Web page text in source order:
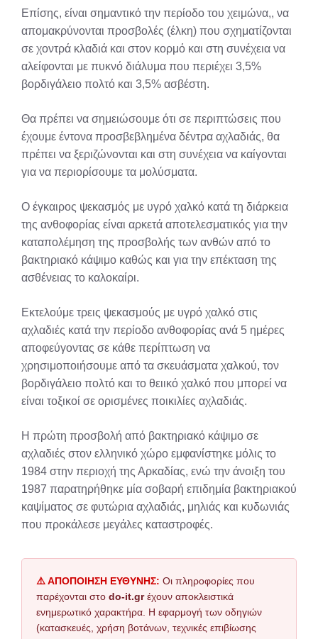
Επίσης, είναι σημαντικό την περίοδο του χειμώνα,, να
απομακρύνονται προσβολές (έλκη) που σχηματίζονται
σε χοντρά κλαδιά και στον κορμό και στη συνέχεια να
αλείφονται με πυκνό διάλυμα που περιέχει 3,5%
βορδιγάλειο πολτό και 3,5% ασβέστη.
Θα πρέπει να σημειώσουμε ότι σε περιπτώσεις που
έχουμε έντονα προσβεβλημένα δέντρα αχλαδιάς, θα
πρέπει να ξεριζώνονται και στη συνέχεια να καίγονται
για να περιορίσουμε τα μολύσματα.
Ο έγκαιρος ψεκασμός με υγρό χαλκό κατά τη διάρκεια
της ανθοφορίας είναι αρκετά αποτελεσματικός για την
καταπολέμηση της προσβολής των ανθών από το
βακτηριακό κάψιμο καθώς και για την επέκταση της
ασθένειας το καλοκαίρι.
Εκτελούμε τρεις ψεκασμούς με υγρό χαλκό στις
αχλαδιές κατά την περίοδο ανθοφορίας ανά 5 ημέρες
αποφεύγοντας σε κάθε περίπτωση να
χρησιμοποιήσουμε από τα σκευάσματα χαλκού, τον
βορδιγάλειο πολτό και το θειικό χαλκό που μπορεί να
είναι τοξικοί σε ορισμένες ποικιλίες αχλαδιάς.
Η πρώτη προσβολή από βακτηριακό κάψιμο σε
αχλαδιές στον ελληνικό χώρο εμφανίστηκε μόλις το
1984 στην περιοχή της Αρκαδίας, ενώ την άνοιξη του
1987 παρατηρήθηκε μία σοβαρή επιδημία βακτηριακού
καψίματος σε φυτώρια αχλαδιάς, μηλιάς και κυδωνιάς
που προκάλεσε μεγάλες καταστροφές.
⚠️ ΑΠΟΠΟΙΗΣΗ ΕΥΘΥΝΗΣ: Οι πληροφορίες που
παρέχονται στο do-it.grέχουν αποκλειστικά
ενημερωτικό χαρακτήρα. Η εφαρμογή των οδηγιών
(κατασκευές, χρήση βοτάνων, τεχνικές επιβίωσης